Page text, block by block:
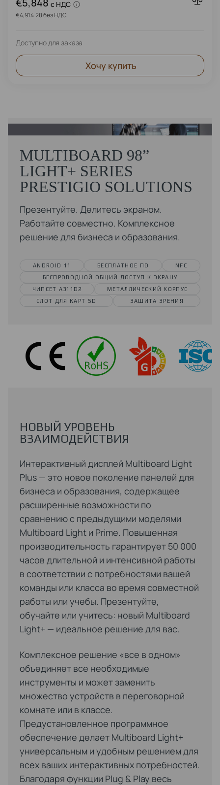
€5,848 c НДС
€4,914.28 без НДС
Доступно для заказа
Хочу купить
MULTIBOARD 98”
LIGHT+ SERIES
PRESTIGIO SOLUTIONS
Презентуйте. Делитесь экраном.
Работайте совместно. Комплексное
решение для бизнеса и образования.
ANDROID 11 БЕСПЛАТНОЕ ПО
NFC
БЕСПРОВОДНОЙ ОБЩИЙ ДОСТУП К ЭКРАНУ
ЧИПСЕТ A311D2
МЕТАЛЛИЧЕСКИЙ КОРПУС
СЛОТ ДЛЯ КАРТ SD
ЗАШИТА ЗРЕНИЯ
HОВЫЙ УРОВЕНЬ
ВЗАИМОДЕЙСТВИЯ
Интерактивный дисплей Multiboard Light
Plus — это новое поколение панелей для
бизнеса и образования, содержащее
расширенные возможности по
сравнению с предыдущими моделями
Multiboard Light и Prime. Повышенная
производительность гарантирует 50 000
часов длительной и интенсивной работы
в соответствии с потребностями вашей
команды или класса во время совместной
работы или учебы. Презентуйте,
обучайте или учитесь: новый Multiboard
Light+ — идеальное решение для вас.
Комплексное решение «все в одном»
объединяет все необходимые
инструменты и может заменить
множество устройств в переговорной
комнате или в классе.
Предустановленное программное
обеспечение делает Multiboard Light+
универсальным и удобным решением для
всех ваших интерактивных потребностей.
Благодаря функции Plug & Play весь